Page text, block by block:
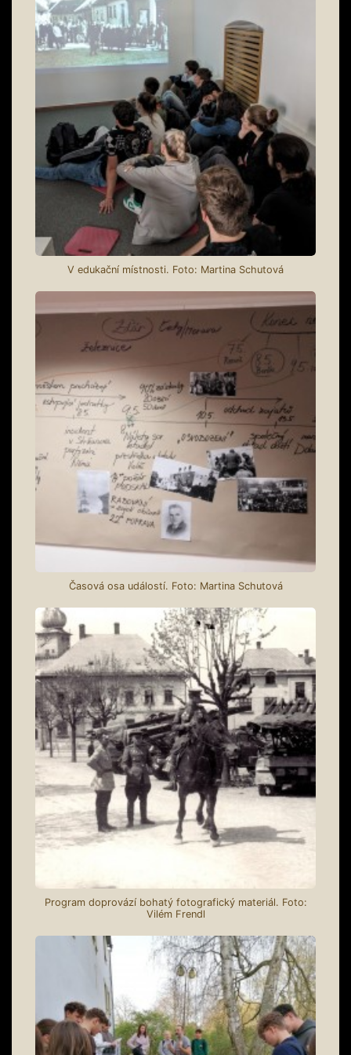
V edukační místnosti. Foto: Martina Schutová
Časová osa událostí. Foto: Martina Schutová
Program doprovází bohatý fotografický materiál. Foto:
Vilém Frendl